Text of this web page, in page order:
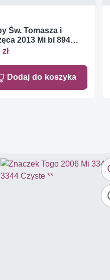
Św. Tomasza i
2013 Mi bl 894
**
Dodaj do koszyka